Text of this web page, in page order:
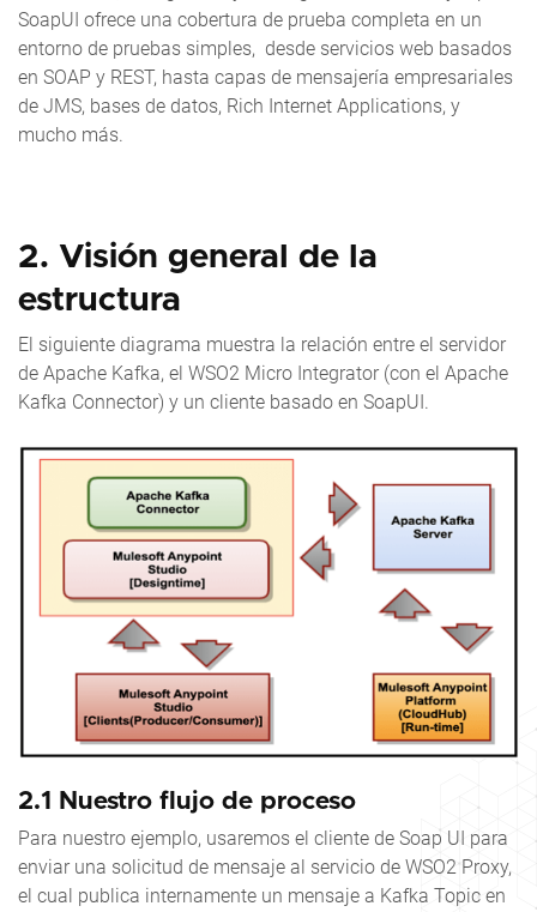
SoapUI ofrece una cobertura de prueba completa en un
entorno de pruebas simples, desde servicios web basados
en SOAP y REST, hasta capas de mensajería empresariales
de JMS, bases de datos, Rich Internet Applications, y
mucho más.
2. Visión general de la
estructura
El siguiente diagrama muestra la relación entre el servidor
de Apache Kafka, el WSO2 Micro Integrator (con el Apache
Kafka Connector) y un cliente basado en SoapUI.
2.1 Nuestro flujo de proceso
Para nuestro ejemplo, usaremos el cliente de Soap UI para
enviar una solicitud de mensaje al servicio de WSO2 Proxy,
el cual publica internamente un mensaje a Kafka Topic en